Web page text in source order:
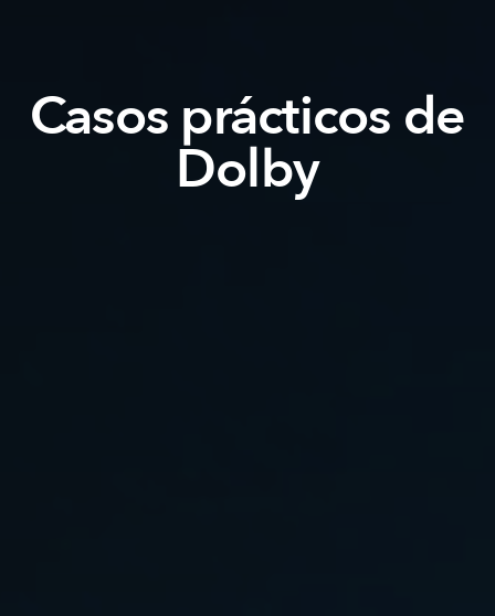
Casos prácticos de
Dolby